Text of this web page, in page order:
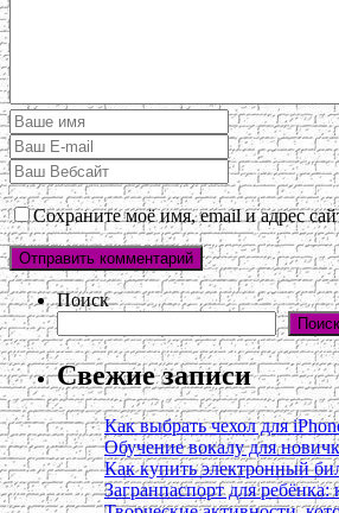
Сохраните моё имя, email и адрес
Поиск
Поиск
Свежие записи
Как выбрать чехол для
Обучение вокалу для
Как купить электронный
Загранпаспорт для